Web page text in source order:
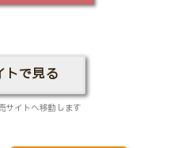
トで見る
サイトへ移動します